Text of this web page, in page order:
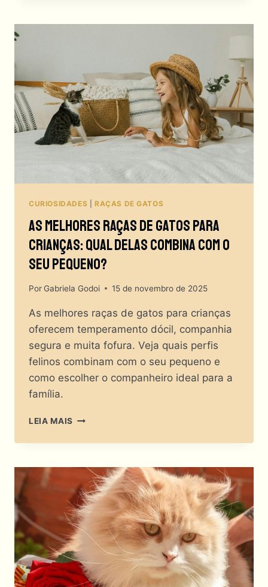
RAÇAS
SOLTAM
POUCO
PELO!
CURIOSIDADES RAÇAS DE GATOS
As Melhores Raças De Gatos Para
Crianças: Qual Delas Combina Com O
Seu Pequeno?
PorGabriela Godoi 15 de novembro de 2025
As melhores raças de gatos para crianças
oferecem temperamento dócil, companhia
segura e muita fofura. Veja quais perfis
felinos combinam com o seu pequeno e
como escolher o companheiro ideal para a
família.
LEIA MAIS AS
RAÇAS
GATOS
PARA
CRIANÇAS:
QUAL
DELAS
COMBINA
COM
O
SEU
PEQUENO?